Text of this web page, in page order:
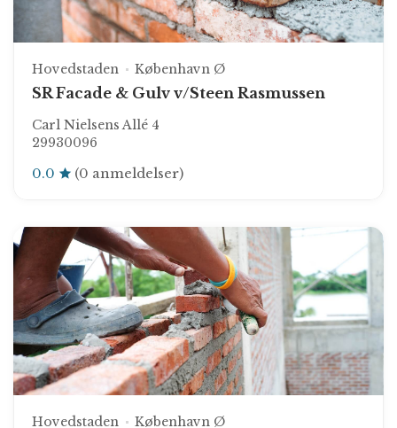
Hovedstaden København Ø
SR Facade & Gulv v/Steen Rasmussen
Carl Nielsens Allé 4
29930096
0.0 (0 anmeldelser)
Hovedstaden København Ø